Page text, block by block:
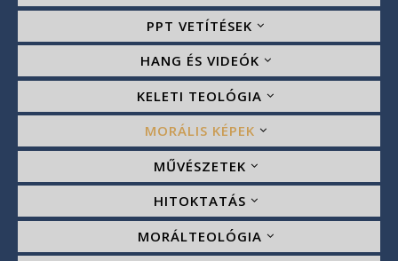
PPT VETÍTÉSEK
HANG ÉS VIDEÓK
KELETI TEOLÓGIA
MORÁLIS KÉPEK
MŰVÉSZETEK
HITOKTATÁS
MORÁLTEOLÓGIA